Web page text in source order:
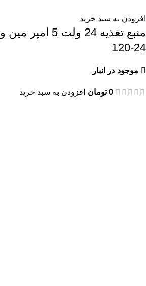
افزودن به سبد خرید
120-24
موجود در انبار
0 تومان افزودن به سبد خرید